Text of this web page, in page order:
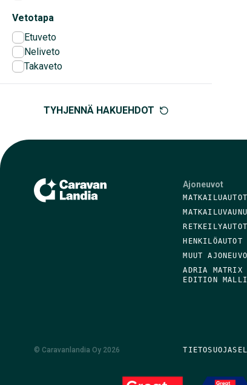
Vetotapa
Etuveto
Neliveto
Takaveto
TYHJENNÄ HAKUEHDOT
Ajoneuvot
MATKAILUAUTOT
RETKEILYAUTOT
HENKILÖAUTOT
MUUT
ADRIA MATRIX
EDITION
© Caravanlandia Oy 2026